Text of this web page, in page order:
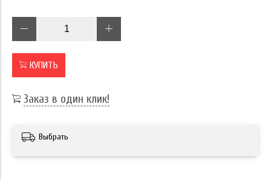
КУПИТЬ
Заказ в один клик!
Выбрать